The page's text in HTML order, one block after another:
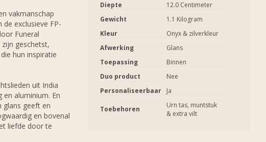
vakmanschap
exclusieve FP-
Funeral
geschetst,
hun inspiratie
uit India
aluminium. En
glans geeft en
en bovenal
liefde door te
Diepte
12.0 Centimeter
Gewicht
1.1 Kilogram
Kleur
Onyx & zilverkleur
Afwerking
Glans
Toepassing
Binnen
Duo product
Nee
Personaliseerbaar
Ja
Toebehoren
Urn tas, muntstuk
& extra vilt